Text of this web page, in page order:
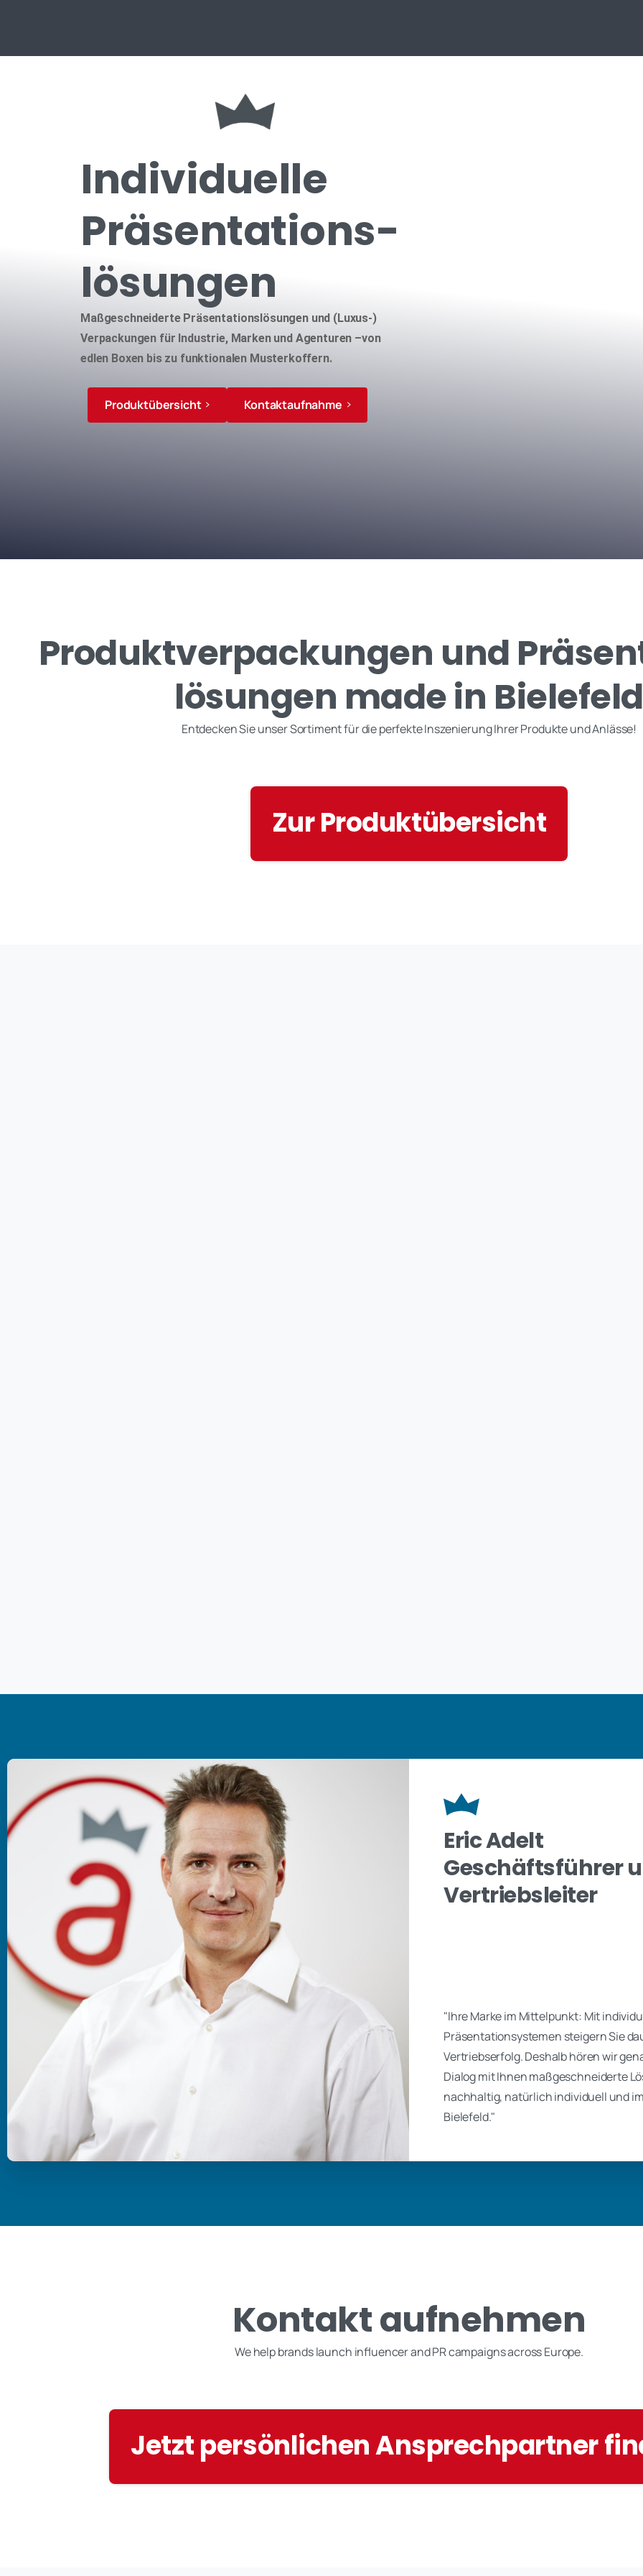
Individuelle
Präsentations-
lösungen
Maßgeschneiderte Präsentationslösungen und (Luxus-)
Verpackungen für Industrie, Marken und Agenturen –von
edlen Boxen bis zu funktionalen Musterkoffern.
Produktübersicht Kontaktaufnahme
Produktverpackungen und
lösungen made in Bielefeld
Entdecken Sie unser Sortiment für die perfekte Inszenierung Ihrer Produkte und Anlässe!
Zur Produktübersicht
Eric Adelt
Geschäftsführer
Vertriebsleiter
"Ihre Marke im Mittelpunkt: Mit
Präsentationsystemen steigern Sie
Vertriebserfolg. Deshalb hören wir
Dialog mit Ihnen maßgeschneiderte
nachhaltig, natürlich individuell und
Bielefeld."
Kontakt aufnehmen
We help brands launch influencer and PR campaigns across Europe.
Jetzt persönlichen Ansprechpartner